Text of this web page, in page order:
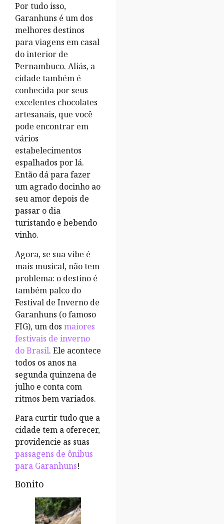
Por tudo isso,
Garanhuns é um dos
melhores destinos
para viagens em casal
do interior de
Pernambuco. Aliás, a
cidade também é
conhecida por seus
excelentes chocolates
artesanais, que você
pode encontrar em
vários
estabelecimentos
espalhados por lá.
Então dá para fazer
um agrado docinho ao
seu amor depois de
passar o dia
turistando e bebendo
vinho.
Agora, se sua vibe é
mais musical, não tem
problema: o destino é
também palco do
Festival de Inverno de
Garanhuns (o famoso
FIG), um dos maiores
festivais de inverno
do Brasil. Ele acontece
todos os anos na
segunda quinzena de
julho e conta com
ritmos bem variados.
Para curtir tudo que a
cidade tem a oferecer,
providencie as suas
passagens de ônibus
para Garanhuns!
Bonito